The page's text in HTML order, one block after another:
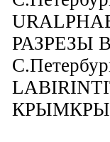
РАЗРЕЗЫ